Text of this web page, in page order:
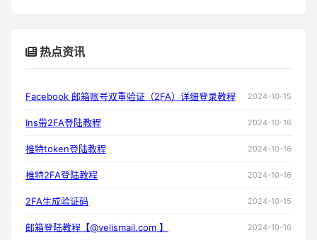
热点资讯
Facebook 邮箱账号双重验证（2FA）详细登录教程 2024-10-15
Ins带2FA登陆教程 2024-10-16
推特token登陆教程 2024-10-16
推特2FA登陆教程 2024-10-16
2FA生成验证码 2024-10-15
邮箱登陆教程【@velismail.com 】 2024-10-16